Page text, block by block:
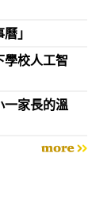
」
學校人工智
一家長的溫
more